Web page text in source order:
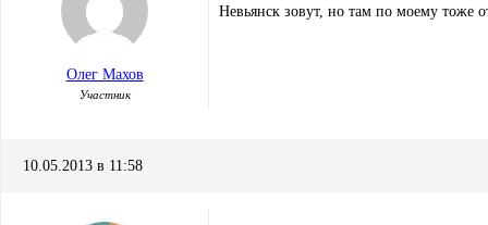
Олег Махов
Участник
Невьянск зовут, но там по моему тоже
10.05.2013 в 11:58